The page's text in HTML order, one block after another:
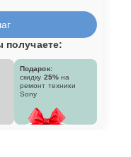
получаете:
Подарок:
скидку 25% на
ремонт техники
Sony